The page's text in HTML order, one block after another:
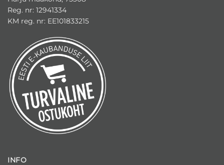
Reg. nr: 12941334
KM reg. nr: EE101833215
INFO